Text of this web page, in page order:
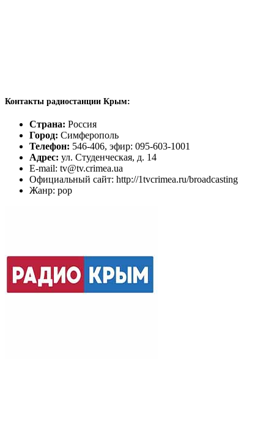
Контакты радиостанции Крым:
Страна: Россия
Город: Симферополь
Телефон: 546-406, эфир: 095-603-1001
Адрес: ул. Студенческая, д. 14
E-mail: tv@tv.crimea.ua
Официальный сайт: http://1tvcrimea.ru/broadcasting
Жанр: pop